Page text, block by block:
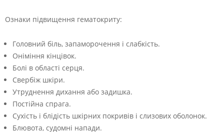
Ознаки підвищення гематокриту:
Головний біль, запаморочення і слабкість.
Оніміння кінцівок.
Болі в області серця.
Свербіж шкіри.
Утруднення дихання або задишка.
Постійна спрага.
Сухість і блідість шкірних покривів і слизових оболонок.
Блювота, судомні напади.